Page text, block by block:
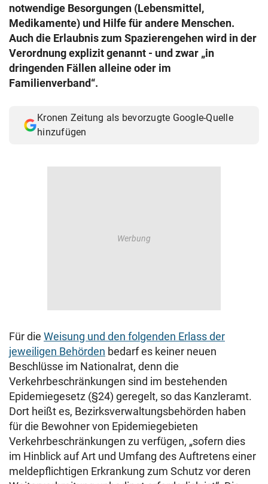
notwendige Besorgungen (Lebensmittel,
Medikamente) und Hilfe für andere Menschen.
Auch die Erlaubnis zum Spazierengehen wird in der
Verordnung explizit genannt - und zwar „in
dringenden Fällen alleine oder im
Familienverband“.
Kronen Zeitung als bevorzugte Google-Quelle
hinzufügen
Für die Weisung und den folgenden Erlass der
jeweiligen Behörden bedarf es keiner neuen
Beschlüsse im Nationalrat, denn die
Verkehrbeschränkungen sind im bestehenden
Epidemiegesetz (§24) geregelt, so das Kanzleramt.
Dort heißt es, Bezirksverwaltungsbehörden haben
für die Bewohner von Epidemiegebieten
Verkehrbeschränkungen zu verfügen, „sofern dies
im Hinblick auf Art und Umfang des Auftretens einer
meldepflichtigen Erkrankung zum Schutz vor deren